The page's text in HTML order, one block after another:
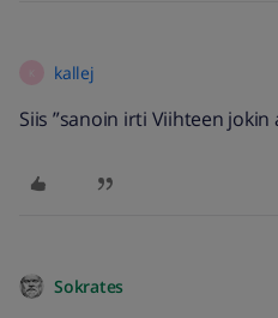
kallej
Siis ”sanoin irti Viihteen
Sokrates